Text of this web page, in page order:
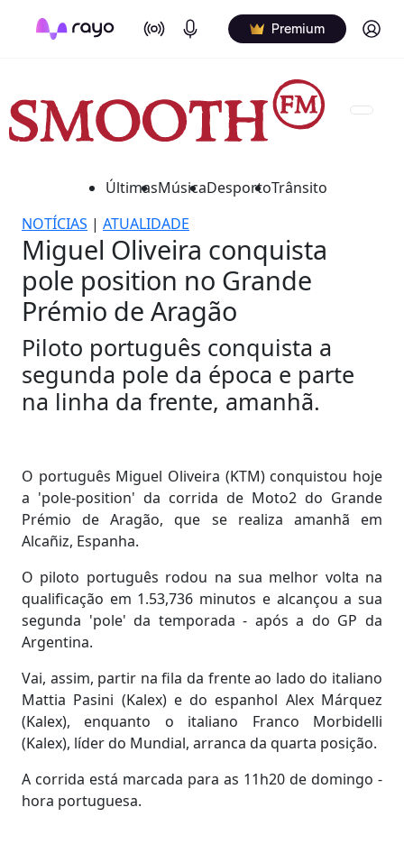
On Air Podcasts Premium Log in
ÚltimasMúsicaDesportoTrânsito
NOTÍCIAS | ATUALIDADE
Miguel Oliveira conquista
pole position no Grande
Prémio de Aragão
Piloto português conquista a
segunda pole da época e parte
na linha da frente, amanhã.
O português Miguel Oliveira (KTM) conquistou hoje
a 'pole-position' da corrida de Moto2 do Grande
Prémio de Aragão, que se realiza amanhã em
Alcañiz, Espanha.
O piloto português rodou na sua melhor volta na
qualificação em 1.53,736 minutos e alcançou a sua
segunda 'pole' da temporada - após a do GP da
Argentina.
Vai, assim, partir na fila da frente ao lado do italiano
Mattia Pasini (Kalex) e do espanhol Alex Márquez
(Kalex), enquanto o italiano Franco Morbidelli
(Kalex), líder do Mundial, arranca da quarta posição.
A corrida está marcada para as 11h20 de domingo -
hora portuguesa.